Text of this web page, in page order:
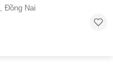
, Đồng Nai